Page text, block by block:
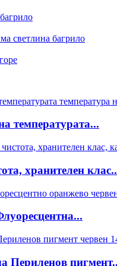
светлина багрило
температурата...
хранителен
Периленов